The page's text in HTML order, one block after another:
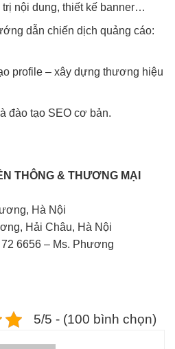
trị nội dung, thiết kế banner…
dẫn chiến dịch quảng cáo:
profile – xây dựng thương hiệu
đào tạo SEO cơ bản.
THÔNG & THƯƠNG MẠI
Hà Nội
Hải Châu, Hà Nội
6656 – Ms. Phương
5/5 - (100 bình chọn)